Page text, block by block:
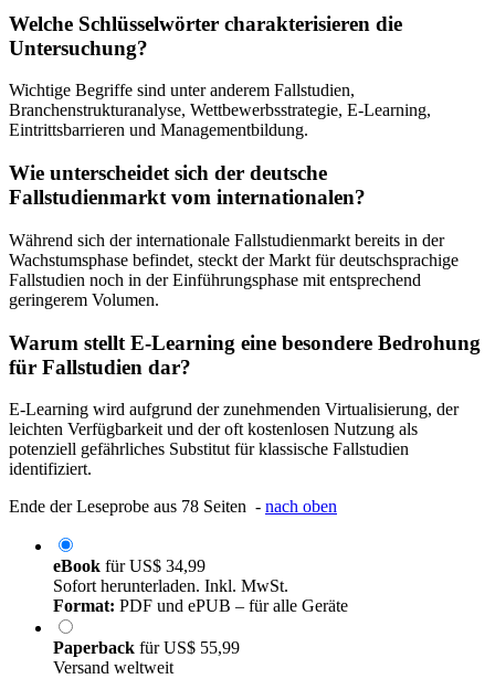
Welche Schlüsselwörter charakterisieren die
Untersuchung?
Wichtige Begriffe sind unter anderem Fallstudien,
Branchenstrukturanalyse, Wettbewerbsstrategie, E-Learning,
Eintrittsbarrieren und Managementbildung.
Wie unterscheidet sich der deutsche
Fallstudienmarkt vom internationalen?
Während sich der internationale Fallstudienmarkt bereits in der
Wachstumsphase befindet, steckt der Markt für deutschsprachige
Fallstudien noch in der Einführungsphase mit entsprechend
geringerem Volumen.
Warum stellt E-Learning eine besondere Bedrohung
für Fallstudien dar?
E-Learning wird aufgrund der zunehmenden Virtualisierung, der
leichten Verfügbarkeit und der oft kostenlosen Nutzung als
potenziell gefährliches Substitut für klassische Fallstudien
identifiziert.
Ende der Leseprobe aus 78 Seiten - nach oben
eBook fürUS$ 34,99
Sofort herunterladen. Inkl. MwSt.
Format: PDF und ePUB – für alle Geräte
Paperback fürUS$ 55,99
Versand weltweit